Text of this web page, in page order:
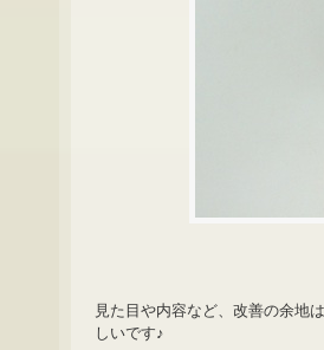
見た目や内容など、改善の余地
しいです♪